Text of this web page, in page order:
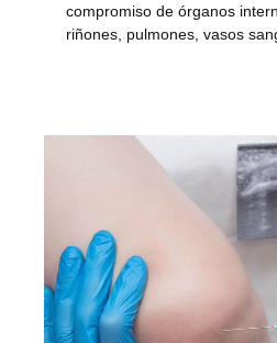
compromiso de órganos
riñones, pulmones, vasos